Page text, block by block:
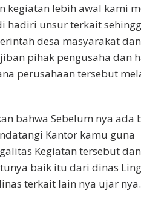
kegiatan lebih awal kami
hadiri unsur terkait
desa masyarakat
pihak pengusaha dan
perusahaan tersebut
bahwa Sebelum nya ada
Kantor kamu guna
Kegiatan tersebut
baik itu dari dinas
terkait lain nya ujar nya.